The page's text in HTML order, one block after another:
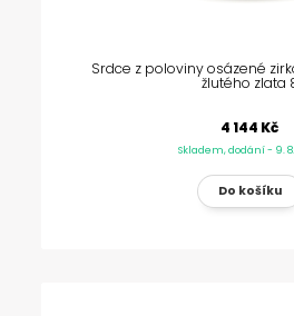
Srdce z poloviny osázené
žlutého zlata
4 144 Kč
Skladem, dodání - 9.